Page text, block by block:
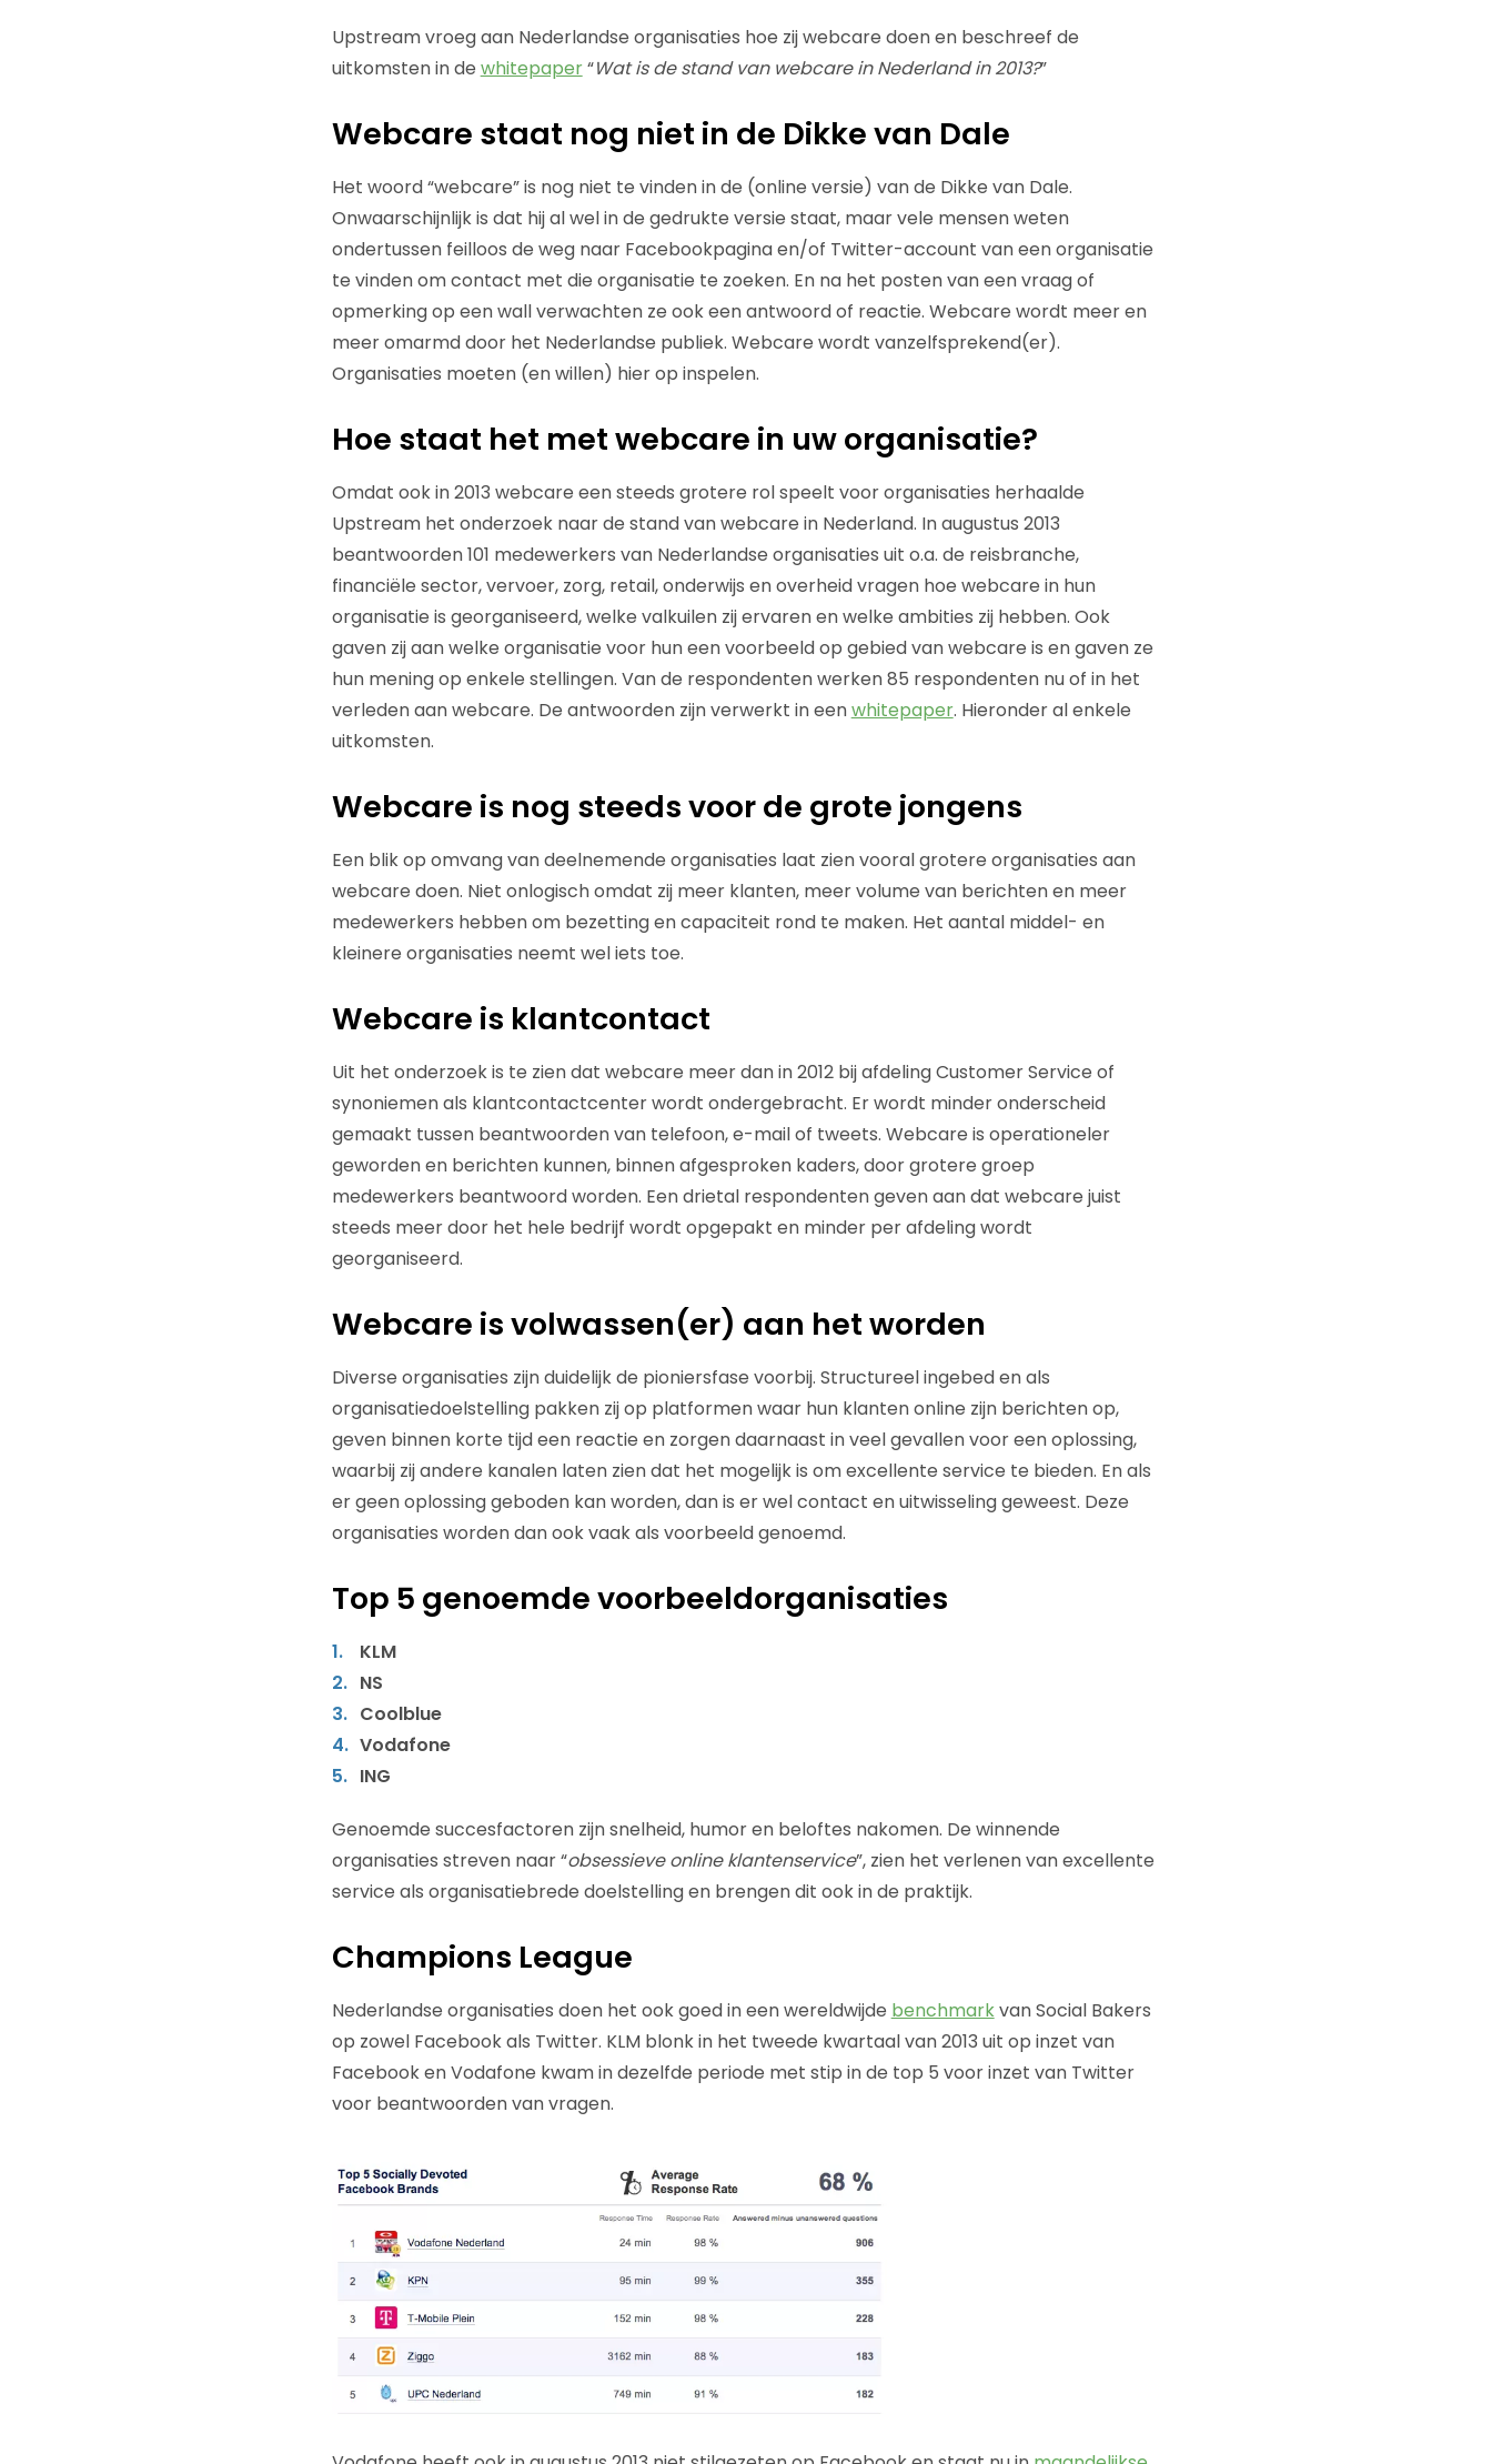
Upstream vroeg aan Nederlandse organisaties hoe zij webcare doen en beschreef de
uitkomsten in de whitepaper“Wat is de stand van webcare in Nederland in 2013?”
Webcare staat nog niet in de Dikke van Dale
Het woord “webcare” is nog niet te vinden in de (online versie) van de Dikke van Dale.
Onwaarschijnlijk is dat hij al wel in de gedrukte versie staat, maar vele mensen weten
ondertussen feilloos de weg naar Facebookpagina en/of Twitter-account van een organisatie
te vinden om contact met die organisatie te zoeken. En na het posten van een vraag of
opmerking op een wall verwachten ze ook een antwoord of reactie. Webcare wordt meer en
meer omarmd door het Nederlandse publiek. Webcare wordt vanzelfsprekend(er).
Organisaties moeten (en willen) hier op inspelen.
Hoe staat het met webcare in uw organisatie?
Omdat ook in 2013 webcare een steeds grotere rol speelt voor organisaties herhaalde
Upstream het onderzoek naar de stand van webcare in Nederland. In augustus 2013
beantwoorden 101 medewerkers van Nederlandse organisaties uit o.a. de reisbranche,
financiële sector, vervoer, zorg, retail, onderwijs en overheid vragen hoe webcare in hun
organisatie is georganiseerd, welke valkuilen zij ervaren en welke ambities zij hebben. Ook
gaven zij aan welke organisatie voor hun een voorbeeld op gebied van webcare is en gaven ze
hun mening op enkele stellingen. Van de respondenten werken 85 respondenten nu of in het
verleden aan webcare. De antwoorden zijn verwerkt in eenwhitepaper. Hieronder al enkele
uitkomsten.
Webcare is nog steeds voor de grote jongens
Een blik op omvang van deelnemende organisaties laat zien vooral grotere organisaties aan
webcare doen. Niet onlogisch omdat zij meer klanten, meer volume van berichten en meer
medewerkers hebben om bezetting en capaciteit rond te maken. Het aantal middel- en
kleinere organisaties neemt wel iets toe.
Webcare is klantcontact
Uit het onderzoek is te zien dat webcare meer dan in 2012 bij afdeling Customer Service of
synoniemen als klantcontactcenter wordt ondergebracht. Er wordt minder onderscheid
gemaakt tussen beantwoorden van telefoon, e-mail of tweets. Webcare is operationeler
geworden en berichten kunnen, binnen afgesproken kaders, door grotere groep
medewerkers beantwoord worden. Een drietal respondenten geven aan dat webcare juist
steeds meer door het hele bedrijf wordt opgepakt en minder per afdeling wordt
georganiseerd.
Webcare is volwassen(er) aan het worden
Diverse organisaties zijn duidelijk de pioniersfase voorbij. Structureel ingebed en als
organisatiedoelstelling pakken zij op platformen waar hun klanten online zijn berichten op,
geven binnen korte tijd een reactie en zorgen daarnaast in veel gevallen voor een oplossing,
waarbij zij andere kanalen laten zien dat het mogelijk is om excellente service te bieden. En als
er geen oplossing geboden kan worden, dan is er wel contact en uitwisseling geweest. Deze
organisaties worden dan ook vaak als voorbeeld genoemd.
Top 5 genoemde voorbeeldorganisaties
KLM
NS
Coolblue
Vodafone
ING
Genoemde succesfactoren zijn snelheid, humor en beloftes nakomen. De winnende
organisaties streven naar “obsessieve online klantenservice”, zien het verlenen van excellente
service als organisatiebrede doelstelling en brengen dit ook in de praktijk.
Champions League
Nederlandse organisaties doen het ook goed in een wereldwijde benchmarkvan Social Bakers
op zowel Facebook als Twitter. KLM blonk in het tweede kwartaal van 2013 uit op inzet van
Facebook en Vodafone kwam in dezelfde periode met stip in de top 5 voor inzet van Twitter
voor beantwoorden van vragen.